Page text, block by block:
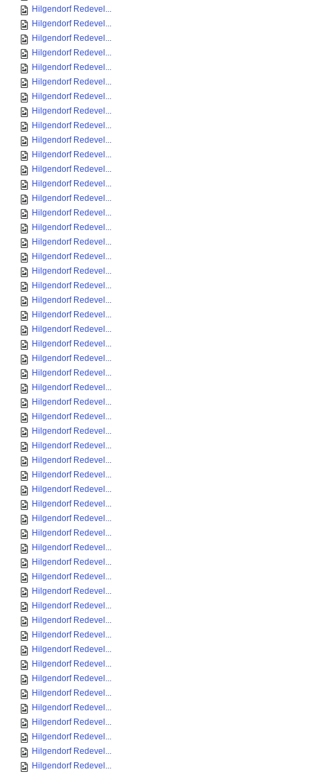
Hilgendorf Redevel...
Hilgendorf Redevel...
Hilgendorf Redevel...
Hilgendorf Redevel...
Hilgendorf Redevel...
Hilgendorf Redevel...
Hilgendorf Redevel...
Hilgendorf Redevel...
Hilgendorf Redevel...
Hilgendorf Redevel...
Hilgendorf Redevel...
Hilgendorf Redevel...
Hilgendorf Redevel...
Hilgendorf Redevel...
Hilgendorf Redevel...
Hilgendorf Redevel...
Hilgendorf Redevel...
Hilgendorf Redevel...
Hilgendorf Redevel...
Hilgendorf Redevel...
Hilgendorf Redevel...
Hilgendorf Redevel...
Hilgendorf Redevel...
Hilgendorf Redevel...
Hilgendorf Redevel...
Hilgendorf Redevel...
Hilgendorf Redevel...
Hilgendorf Redevel...
Hilgendorf Redevel...
Hilgendorf Redevel...
Hilgendorf Redevel...
Hilgendorf Redevel...
Hilgendorf Redevel...
Hilgendorf Redevel...
Hilgendorf Redevel...
Hilgendorf Redevel...
Hilgendorf Redevel...
Hilgendorf Redevel...
Hilgendorf Redevel...
Hilgendorf Redevel...
Hilgendorf Redevel...
Hilgendorf Redevel...
Hilgendorf Redevel...
Hilgendorf Redevel...
Hilgendorf Redevel...
Hilgendorf Redevel...
Hilgendorf Redevel...
Hilgendorf Redevel...
Hilgendorf Redevel...
Hilgendorf Redevel...
Hilgendorf Redevel...
Hilgendorf Redevel...
Hilgendorf Redevel...